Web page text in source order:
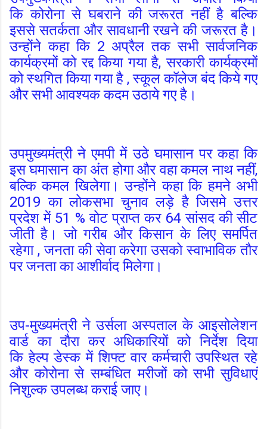
कि कोरोना से घबराने की जरूरत नहीं है बल्कि
इससे सतर्कता और सावधानी रखने की जरूरत है।
उन्होंने कहा कि 2 अप्रैल तक सभी सार्वजनिक
कार्यक्रमों को रद्द किया गया है, सरकारी कार्यक्रमों
को स्थगित किया गया है , स्कूल कॉलेज बंद किये गए
और सभी आवश्यक कदम उठाये गए है।
उपमुख्यमंत्री ने एमपी में उठे घमासान पर कहा कि
इस घमासान का अंत होगा और वहा कमल नाथ नहीं,
बल्कि कमल खिलेगा। उन्होंने कहा कि हमने अभी
2019 का लोकसभा चुनाव लड़े है जिसमे उत्तर
प्रदेश में 51 % वोट प्राप्त कर 64 सांसद की सीट
जीती है। जो गरीब और किसान के लिए समर्पित
रहेगा , जनता की सेवा करेगा उसको स्वाभाविक तौर
पर जनता का आशीर्वाद मिलेगा।
उप-मुख्यमंत्री ने उर्सला अस्पताल के आइसोलेशन
वार्ड का दौरा कर अधिकारियों को निर्देश दिया
कि हेल्प डेस्क में शिफ्ट वार कर्मचारी उपस्थित रहे
और कोरोना से सम्बंधित मरीजों को सभी सुविधाएं
निशुल्क उपलब्ध कराई जाए।